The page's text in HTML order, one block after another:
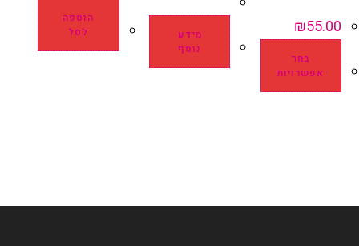
₪55.00
בחר
אפשרויות
מידע
נוסף
הוספה
לסל